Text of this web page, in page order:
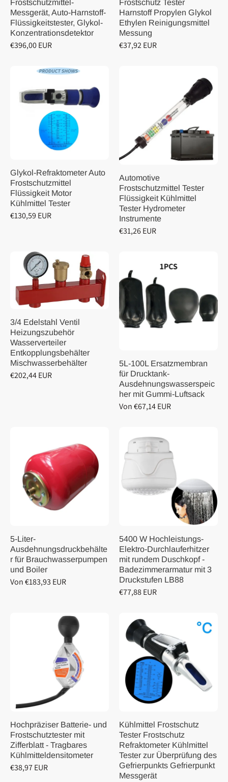
Frostschutzmittel-
Messgerät, Auto-Harnstoff-
Flüssigkeitstester, Glykol-
Konzentrationsdetektor
€396,00 EUR
Frostschutz Tester
Harnstoff Propylen Glykol
Ethylen Reinigungsmittel
Messung
€37,92 EUR
Glykol-Refraktometer Auto
Frostschutzmittel
Flüssigkeit Motor
Kühlmittel Tester
€130,59 EUR
Automotive
Frostschutzmittel Tester
Flüssigkeit Kühlmittel
Tester Hydrometer
Instrumente
€31,26 EUR
3/4 Edelstahl Ventil
Heizungszubehör
Wasserverteiler
Entkopplungsbehälter
Mischwasserbehälter
€202,44 EUR
5L-100L Ersatzmembran
für Drucktank-
Ausdehnungswasserspeic
her mit Gummi-Luftsack
Von €67,14 EUR
5-Liter-
Ausdehnungsdruckbehälte
r für Brauchwasserpumpen
und Boiler
Von €183,93 EUR
5400 W Hochleistungs-
Elektro-Durchlauferhitzer
mit rundem Duschkopf -
Badezimmerarmatur mit 3
Druckstufen LB88
€77,88 EUR
Hochpräziser Batterie- und
Frostschutztester mit
Zifferblatt - Tragbares
Kühlmitteldensitometer
€38,97 EUR
Kühlmittel Frostschutz
Tester Frostschutz
Refraktometer Kühlmittel
Tester zur Überprüfung des
Gefrierpunkts Gefrierpunkt
Messgerät